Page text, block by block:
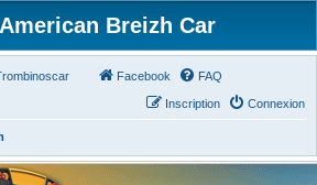
Breizh Car
Facebook FAQ
Connexion
Inscription